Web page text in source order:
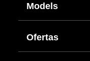
Models
Ofertas